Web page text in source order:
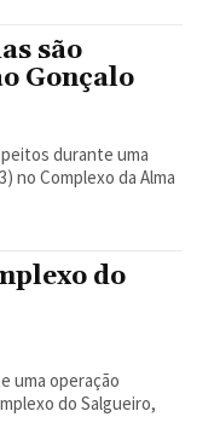
são
Gonçalo
durante uma
no Complexo da Alma
do
uma operação
do Salgueiro,